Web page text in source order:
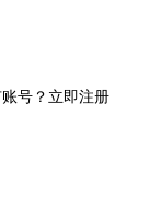
号？ 立即注册